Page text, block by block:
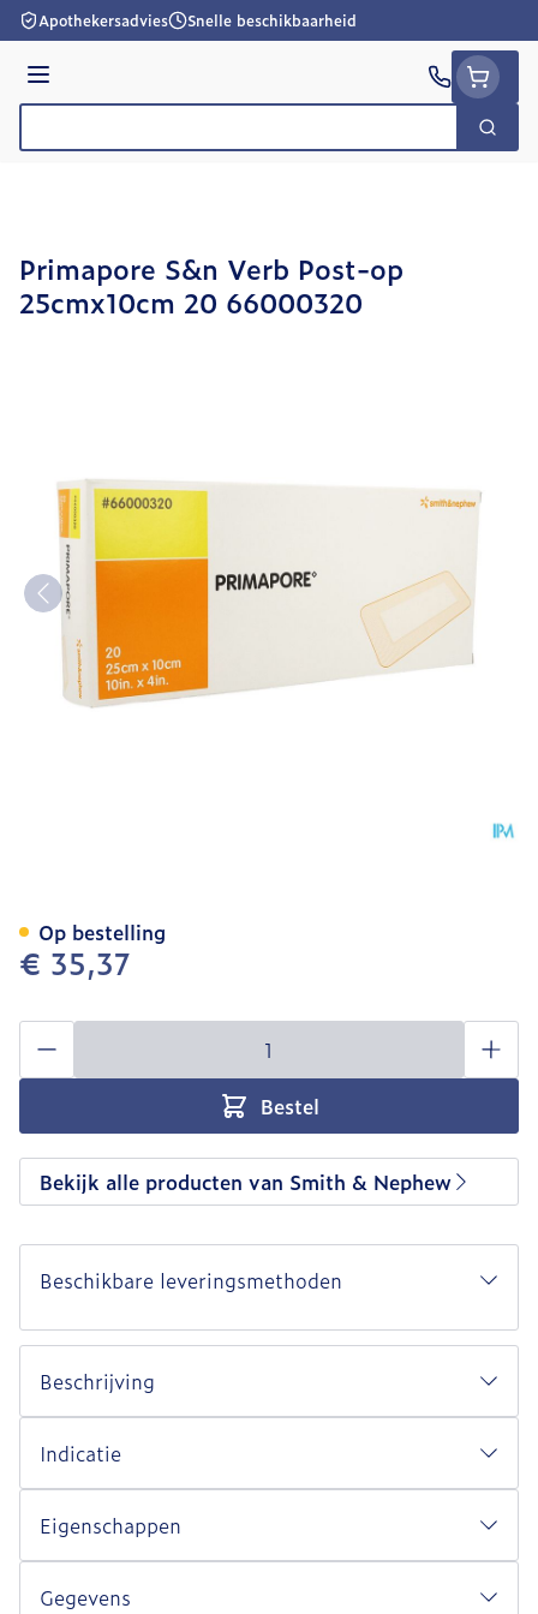
Ga naar de inhoud
Apothekersadvies Snelle beschikbaarheid
Menu
Zoek
Primapore S&n Verb Post-op
25cmx10cm 20 66000320
€ 35,37
Aantal
Bestel
Op bestelling
Bekijk alle producten van Smith & Nephew
Beschikbare leveringsmethoden
Beschrijving
Indicatie
Eigenschappen
Gegevens